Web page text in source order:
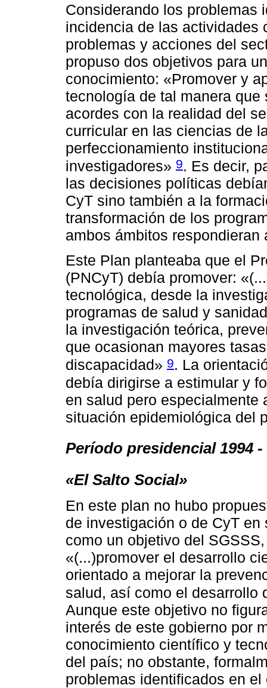
Considerando los problemas
incidencia de las actividades
problemas y acciones del
propuso dos objetivos para
conocimiento: «Promover y
tecnología de tal manera
acordes con la realidad del
curricular en las ciencias de
perfeccionamiento
investigadores» 9. Es decir,
las decisiones políticas
CyT sino también a la
transformación de los
ambos ámbitos
Este Plan planteaba que el
(PNCyT) debía promover:
tecnológica, desde la
programas de salud y
la investigación teórica,
que ocasionan mayores
discapacidad» 9. La
debía dirigirse a estimular y
en salud pero especialmente
situación epidemiológica del
Período presidencial 1994 -
«El Salto Social»
En este plan no hubo
de investigación o de CyT
como un objetivo del
«(...)promover el desarrollo
orientado a mejorar la
salud, así como el
Aunque este objetivo no
interés de este gobierno por
conocimiento científico y
del país; no obstante,
problemas identificados en